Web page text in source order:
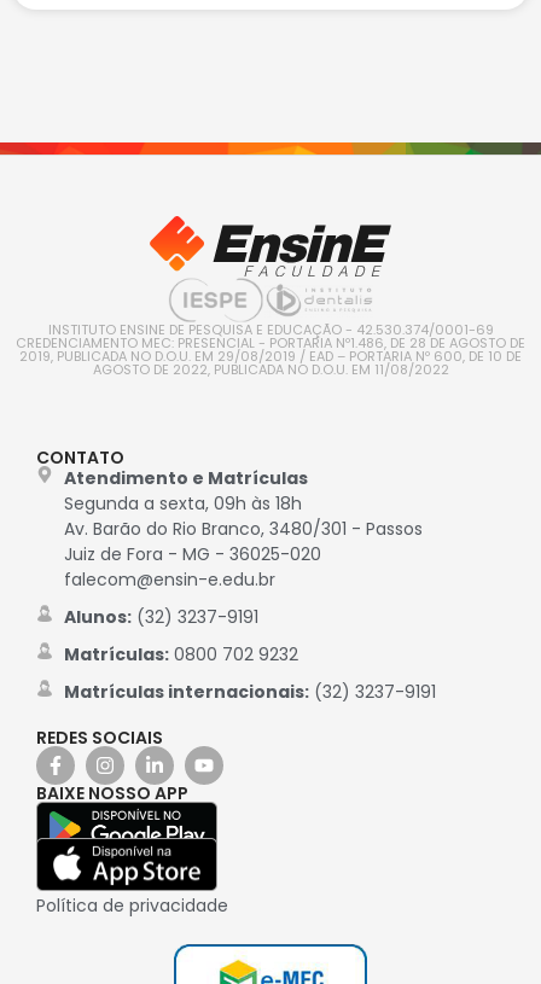
INSTITUTO ENSINE DE PESQUISA E EDUCAÇÃO - 42.530.374/0001-69
CREDENCIAMENTO MEC: PRESENCIAL - PORTARIA Nº1.486, DE 28 DE AGOSTO DE
2019, PUBLICADA NO D.O.U. EM 29/08/2019 / EAD – PORTARIA Nº 600, DE 10 DE
AGOSTO DE 2022, PUBLICADA NO D.O.U. EM 11/08/2022
CONTATO
Atendimento e Matrículas
Segunda a sexta, 09h às 18h
Av. Barão do Rio Branco, 3480/301 - Passos
Juiz de Fora - MG - 36025-020
falecom@ensin-e.edu.br
Alunos:(32) 3237-9191
Matrículas:0800 702 9232
Matrículas internacionais:(32) 3237-9191
REDES SOCIAIS
BAIXE NOSSO APP
Política de privacidade